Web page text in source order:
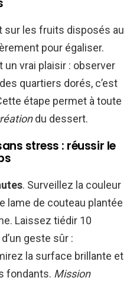
sur les fruits disposés au
pour égaliser.
un vrai plaisir : observer
quartiers dorés, c’est
étape permet à toute
du dessert.
stress : réussir le
. Surveillez la couleur
lame de couteau plantée
Laissez tiédir 10
geste sûr :
la surface brillante et
fondants. Mission